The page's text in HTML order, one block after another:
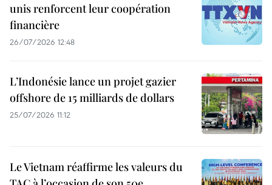
unis renforcent leur coopération
financière
26/07/2026 12:48
L’Indonésie lance un projet gazier
offshore de 15 milliards de dollars
25/07/2026 11:12
Le Vietnam réaffirme les valeurs du